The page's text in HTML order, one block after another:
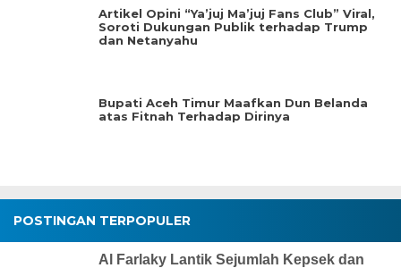
Artikel Opini “Ya’juj Ma’juj Fans Club” Viral,
Soroti Dukungan Publik terhadap Trump
dan Netanyahu
Bupati Aceh Timur Maafkan Dun Belanda
atas Fitnah Terhadap Dirinya
POSTINGAN TERPOPULER
Al Farlaky Lantik Sejumlah Kepsek dan